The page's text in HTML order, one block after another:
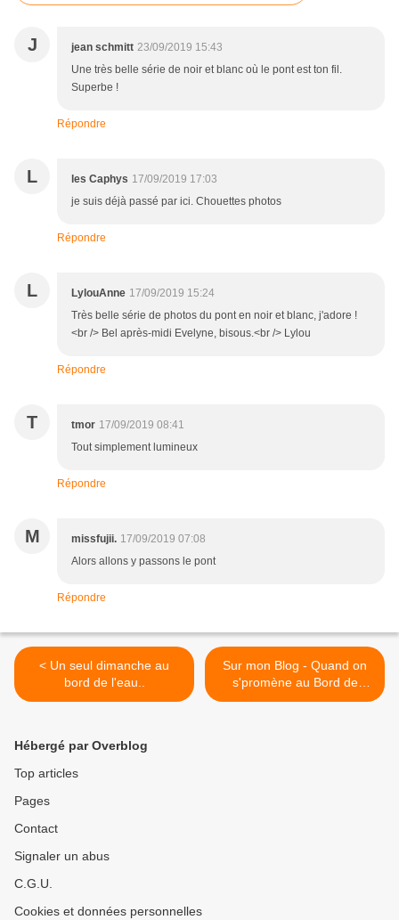
J jean schmitt 23/09/2019 15:43
Une très belle série de noir et blanc où le pont est ton fil.
Superbe !
Répondre
L les Caphys 17/09/2019 17:03
je suis déjà passé par ici. Chouettes photos
Répondre
L LylouAnne 17/09/2019 15:24
Très belle série de photos du pont en noir et blanc, j'adore !
<br /> Bel après-midi Evelyne, bisous.<br /> Lylou
Répondre
T tmor 17/09/2019 08:41
Tout simplement lumineux
Répondre
M missfujii. 17/09/2019 07:08
Alors allons y passons le pont
Répondre
< Un seul dimanche au
bord de l'eau..
Sur mon Blog - Quand on
s'promène au Bord de
l'Eau... @Mantes-la-Jolie >
Hébergé par Overblog
Top articles
Pages
Contact
Signaler un abus
C.G.U.
Cookies et données personnelles